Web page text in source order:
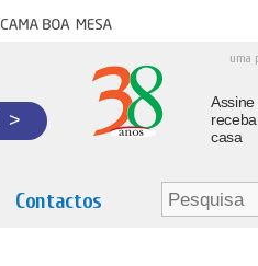
boa mesa
uma
>
Assine
casa
Contactos